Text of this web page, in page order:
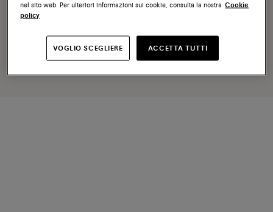
nel sito web. Per ulteriori informazioni sui cookie, consulta la nostra Cookie
policy
VOGLIO SCEGLIERE ACCETTA TUTTI